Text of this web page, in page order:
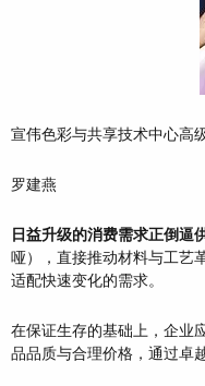
宣伟色彩与共享技术中心高
罗建燕
日益升级的消费需求正倒逼
哑），直接推动材料与工艺
适配快速变化的需求。
在保证生存的基础上，企业
品品质与合理价格，通过卓